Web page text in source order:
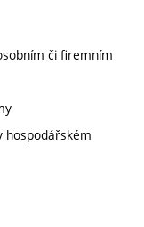
či firemním
hospodářském